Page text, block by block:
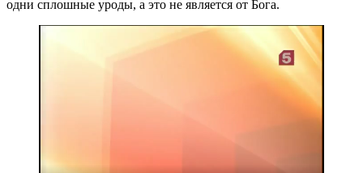
одни сплошные уроды, а это не является от Бога.